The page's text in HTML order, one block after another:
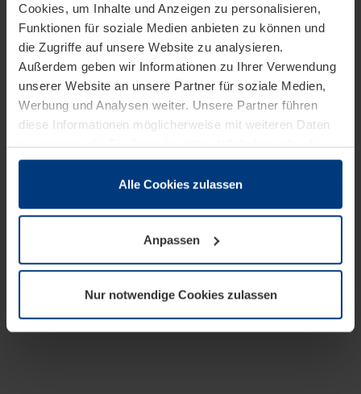
Cookies, um Inhalte und Anzeigen zu personalisieren,
Funktionen für soziale Medien anbieten zu können und
die Zugriffe auf unsere Website zu analysieren.
Außerdem geben wir Informationen zu Ihrer Verwendung
unserer Website an unsere Partner für soziale Medien,
Werbung und Analysen weiter. Unsere Partner führen
diese Informationen möglicherweise mit weiteren Daten
zusammen, die Sie ihnen bereitgestellt haben oder die
sie im Rahmen Ihrer Nutzung der Dienste gesammelt
wenn diese für den Betrieb dieser Seite unbedingt
notwendig sind. Für alle anderen Cookie-Typen benötigen
wir Ihre Erlaubnis. Ihre Einwilligung können Sie jederzeit
Datenschutzerklärungunserer Website ändern oder
widerrufen.
Alle Cookies zulassen
Anpassen
Nur notwendige Cookies zulassen